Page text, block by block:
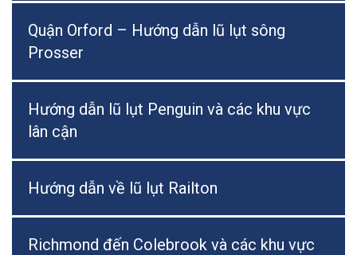
Quận Orford – Hướng dẫn lũ lụt sông
Prosser
Hướng dẫn lũ lụt Penguin và các khu vực
lân cận
Hướng dẫn về lũ lụt Railton
Richmond đến Colebrook và các khu vực